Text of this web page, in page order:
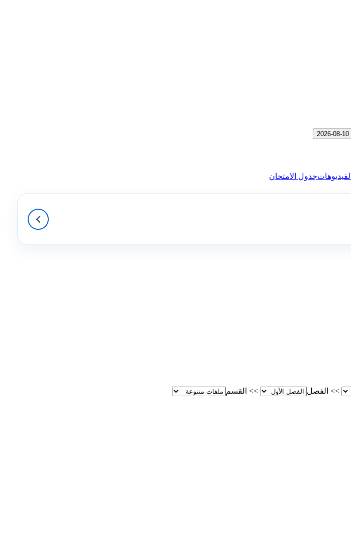
الفيديوهاتجدول الامتحان
>> الفصل >> القسم